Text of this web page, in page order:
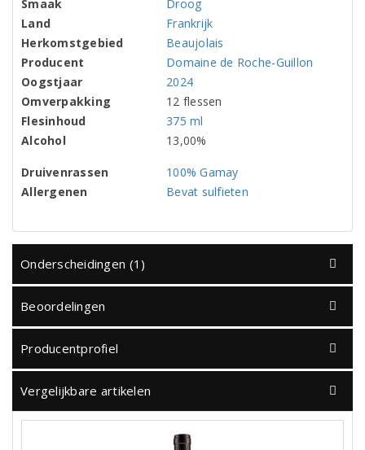
Smaak
Droog
Land
Frankrijk
Herkomstgebied
Beaujolais
Producent
Domaine de Roche-Guillon
Oogstjaar
2024
Omverpakking
12 flessen
Flesinhoud
375 ml
Alcohol
13,00%
Druivenrassen
100% Gamay
Allergenen
Bevat sulfieten
Onderscheidingen (1)
Beoordelingen
Producentprofiel
Vergelijkbare artikelen